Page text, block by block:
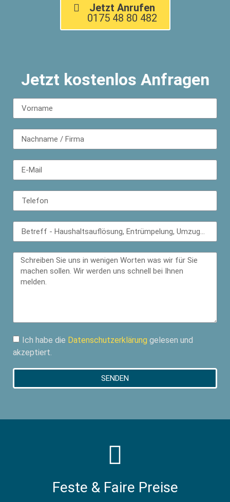
Jetzt Anrufen
0175 48 80 482
Jetzt kostenlos Anfragen
Ich habe die Datenschutzerklärung gelesen und
akzeptiert.
SENDEN
Feste & Faire Preise